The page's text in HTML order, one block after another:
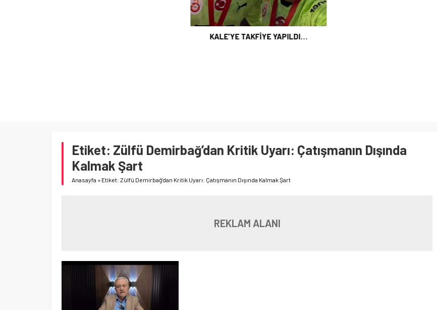
Etiket: Zülfü Demirbağ’dan Kritik Uyarı: Çatışmanın Dışında
Kalmak Şart
Anasayfa » Etiket: Zülfü Demirbağ’dan Kritik Uyarı: Çatışmanın Dışında Kalmak Şart
REKLAM ALANI